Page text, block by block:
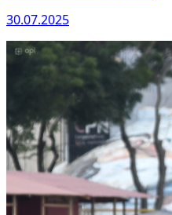
30.07.2025